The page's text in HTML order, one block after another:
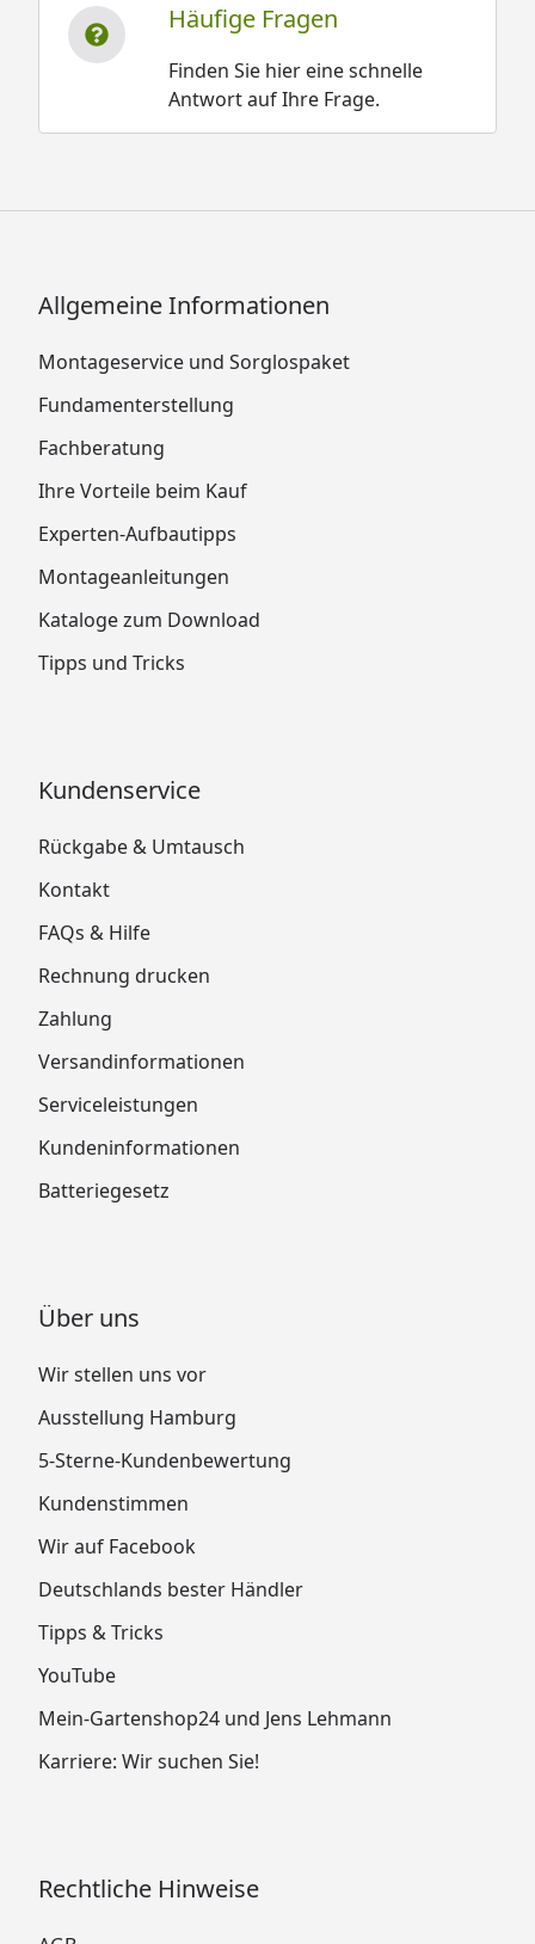
Häufige Fragen
Finden Sie hier eine schnelle
Antwort auf Ihre Frage.
Allgemeine Informationen
Montageservice und Sorglospaket
Fundamenterstellung
Fachberatung
Ihre Vorteile beim Kauf
Experten-Aufbautipps
Montageanleitungen
Kataloge zum Download
Tipps und Tricks
Kundenservice
Rückgabe & Umtausch
Kontakt
FAQs & Hilfe
Rechnung drucken
Zahlung
Versandinformationen
Serviceleistungen
Kundeninformationen
Batteriegesetz
Über uns
Wir stellen uns vor
Ausstellung Hamburg
5-Sterne-Kundenbewertung
Kundenstimmen
Wir auf Facebook
Deutschlands bester Händler
Tipps & Tricks
YouTube
Mein-Gartenshop24 und Jens Lehmann
Karriere: Wir suchen Sie!
Rechtliche Hinweise